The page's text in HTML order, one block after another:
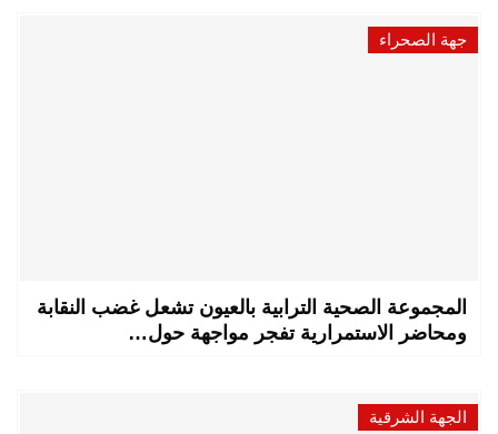
جهة الصحراء
المجموعة الصحية الترابية بالعيون تشعل غضب النقابة
ومحاضر الاستمرارية تفجر مواجهة حول…
الجهة الشرقية